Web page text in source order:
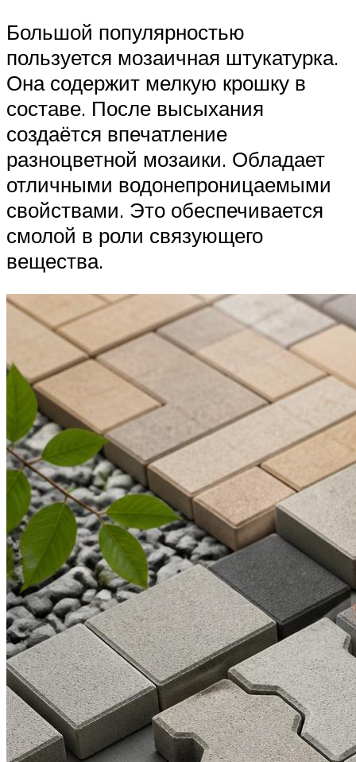
Большой популярностью
пользуется мозаичная штукатурка.
Она содержит мелкую крошку в
составе. После высыхания
создаётся впечатление
разноцветной мозаики. Обладает
отличными водонепроницаемыми
свойствами. Это обеспечивается
смолой в роли связующего
вещества.